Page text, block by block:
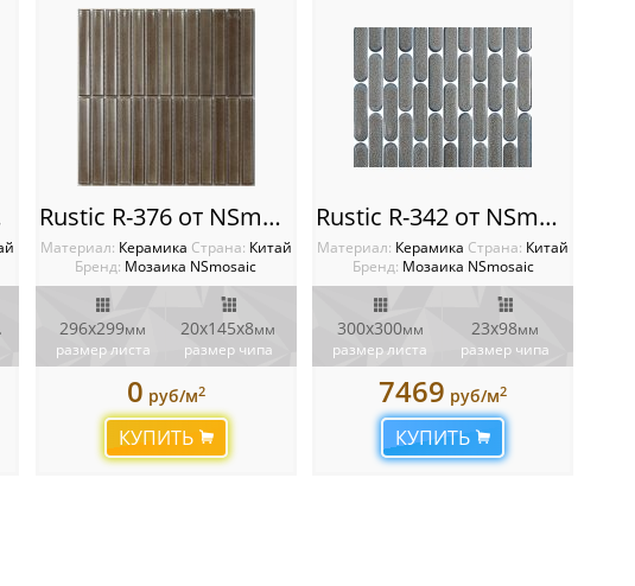
мм
Rustic R-376 от NSmosaic
Материал: Керамика Cтрана: Китай
Бренд: Мозаика NSmosaic
296x299мм
размер листа
20х145x8мм
размер чипа
0 руб/м2
КУПИТЬ
Rustic R-342 от NSmosaic
Материал: Керамика Cтрана: Китай
Бренд: Мозаика NSmosaic
300x300мм
размер листа
23x98мм
размер чипа
7469 руб/м2
КУПИТЬ